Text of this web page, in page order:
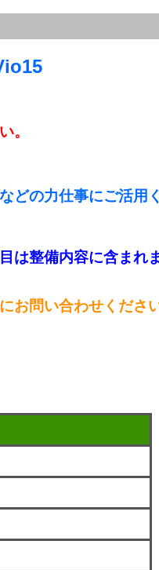
。
どの力仕事にご活用
は整備内容に含まれ
お問い合わせください